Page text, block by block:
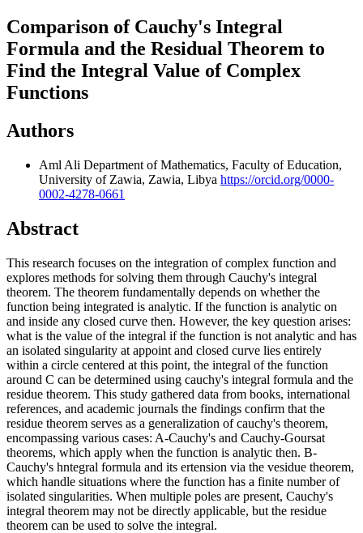
Comparison of Cauchy's Integral
Formula and the Residual Theorem to
Find the Integral Value of Complex
Functions
Authors
Aml Ali Department of Mathematics, Faculty of Education,
University of Zawia, Zawia, Libya https://orcid.org/0000-
0002-4278-0661
Abstract
This research focuses on the integration of complex function and
explores methods for solving them through Cauchy's integral
theorem. The theorem fundamentally depends on whether the
function being integrated is analytic. If the function is analytic on
and inside any closed curve then. However, the key question arises:
what is the value of the integral if the function is not analytic and has
an isolated singularity at appoint and closed curve lies entirely
within a circle centered at this point, the integral of the function
around C can be determined using cauchy's integral formula and the
residue theorem. This study gathered data from books, international
references, and academic journals the findings confirm that the
residue theorem serves as a generalization of cauchy's theorem,
encompassing various cases: A-Cauchy's and Cauchy-Goursat
theorems, which apply when the function is analytic then. B-
Cauchy's hntegral formula and its ertension via the vesidue theorem,
which handle situations where the function has a finite number of
isolated singularities. When multiple poles are present, Cauchy's
integral theorem may not be directly applicable, but the residue
theorem can be used to solve the integral.